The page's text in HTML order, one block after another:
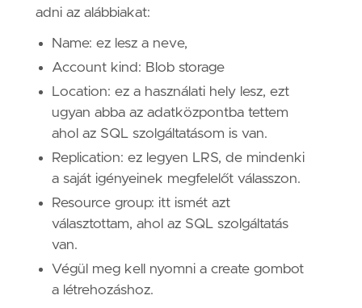
adni az alábbiakat:
Name: ez lesz a neve,
Account kind: Blob storage
Location: ez a használati hely lesz, ezt
ugyan abba az adatközpontba tettem
ahol az SQL szolgáltatásom is van.
Replication: ez legyen LRS, de mindenki
a saját igényeinek megfelelőt válasszon.
Resource group: itt ismét azt
választottam, ahol az SQL szolgáltatás
van.
Végül meg kell nyomni a create gombot
a létrehozáshoz.